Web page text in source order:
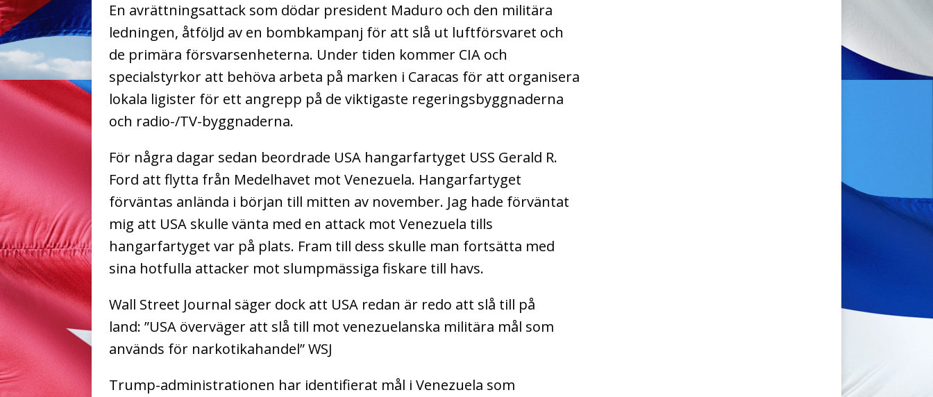
En avrättningsattack som dödar president Maduro och den militära
ledningen, åtföljd av en bombkampanj för att slå ut luftförsvaret och
de primära försvarsenheterna. Under tiden kommer CIA och
specialstyrkor att behöva arbeta på marken i Caracas för att organisera
lokala ligister för ett angrepp på de viktigaste regeringsbyggnaderna
och radio-/TV-byggnaderna.
För några dagar sedan beordrade USA hangarfartyget USS Gerald R.
Ford att flytta från Medelhavet mot Venezuela. Hangarfartyget
förväntas anlända i början till mitten av november. Jag hade förväntat
mig att USA skulle vänta med en attack mot Venezuela tills
hangarfartyget var på plats. Fram till dess skulle man fortsätta med
sina hotfulla attacker mot slumpmässiga fiskare till havs.
Wall Street Journal säger dock att USA redan är redo att slå till på
land: ”USA överväger att slå till mot venezuelanska militära mål som
används för narkotikahandel” WSJ
Trump-administrationen har identifierat mål i Venezuela som